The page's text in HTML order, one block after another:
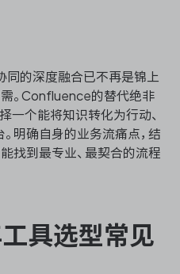
同的深度融合已不再是锦上
。Confluence的替代绝非
一个能将知识转化为行动、
明确自身的业务流痛点，结
找到最专业、最契合的流程
具选型常见